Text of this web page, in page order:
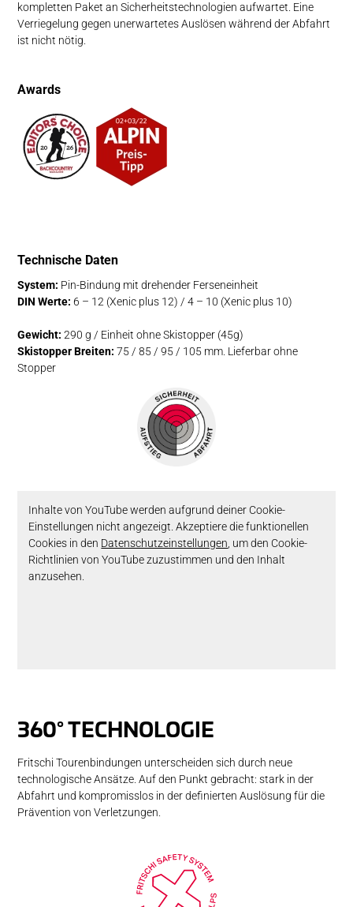
kompletten Paket an Sicherheitstechnologien aufwartet. Eine
Verriegelung gegen unerwartetes Auslösen während der Abfahrt
ist nicht nötig.
Awards
Technische Daten
System: Pin-Bindung mit drehender Ferseneinheit
DIN Werte: 6 – 12 (Xenic plus 12) / 4 – 10 (Xenic plus 10)
Gewicht: 290 g / Einheit ohne Skistopper (45g)
Skistopper Breiten: 75 / 85 / 95 / 105 mm. Lieferbar ohne
Stopper
Inhalte von YouTube werden aufgrund deiner Cookie-
Einstellungen nicht angezeigt. Akzeptiere die funktionellen
Cookies in den Datenschutzeinstellungen , um den Cookie-
Richtlinien von YouTube zuzustimmen und den Inhalt
anzusehen.
360° TECHNOLOGIE
Fritschi Tourenbindungen unterscheiden sich durch neue
technologische Ansätze. Auf den Punkt gebracht: stark in der
Abfahrt und kompromisslos in der definierten Auslösung für die
Prävention von Verletzungen.